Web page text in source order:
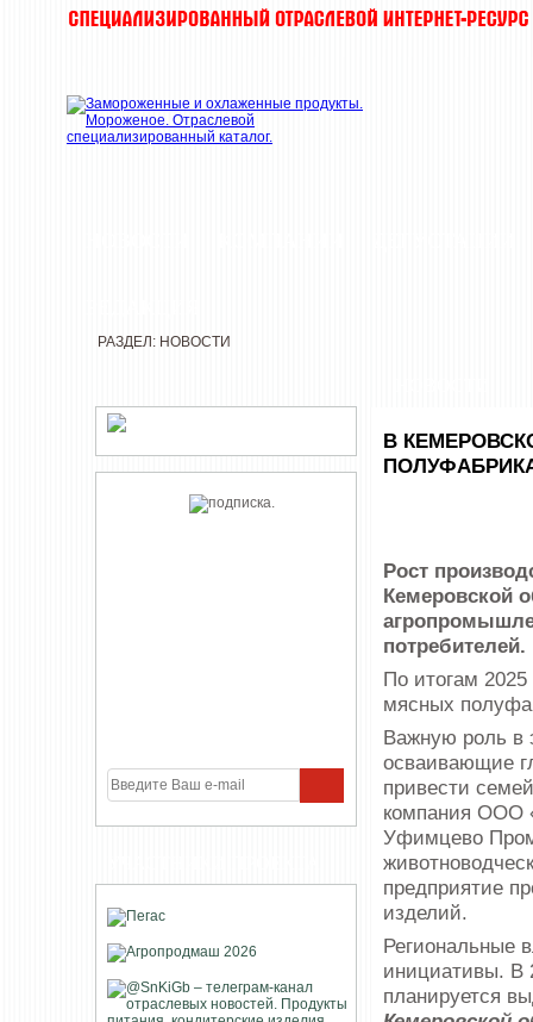
РАЗДЕЛ: НОВОСТИ
В
Рост
Кемеровской
потребителей.
По итогам
мясных
Важную роль в
осваивающие
привести
компания ООО
Уфимцево
предприятие
изделий.
Региональные
инициативы. В
планируется